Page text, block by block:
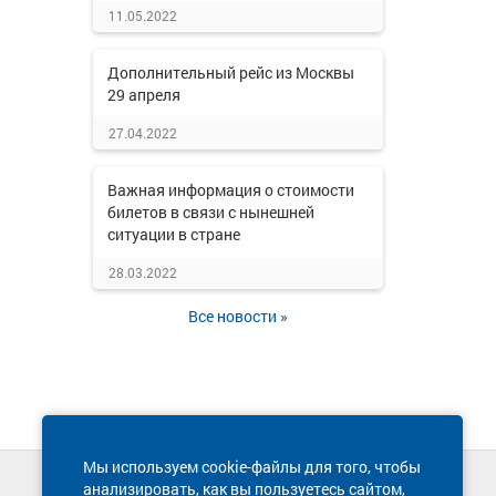
11.05.2022
Дополнительный рейс из Москвы
29 апреля
27.04.2022
Важная информация о стоимости
билетов в связи с нынешней
ситуации в стране
28.03.2022
Все новости »
Мы используем cookie-файлы для того, чтобы
анализировать, как вы пользуетесь сайтом,